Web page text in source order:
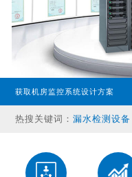
获取机房监控系统设计方案
热搜关键词：
专业型主机
经济型主机
漏水检测设备
温湿度传感器
气体监控设备
其他配件产品